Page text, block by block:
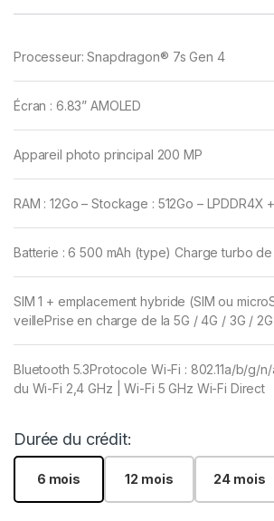
Processeur: Snapdragon® 7s Gen 4
Écran : 6.83” AMOLED
Appareil photo principal 200 MP
RAM : 12Go – Stockage : 512Go – LPDDR4X
Batterie : 6 500 mAh (type) Charge turbo
SIM 1 + emplacement hybride (SIM ou
veillePrise en charge de la 5G / 4G / 3G / 2G
Bluetooth 5.3Protocole Wi-Fi : 802.11a/b/g/
du Wi-Fi 2,4 GHz | Wi-Fi 5 GHz Wi-Fi Direct
Durée du crédit:
6 mois 12 mois 24 mois